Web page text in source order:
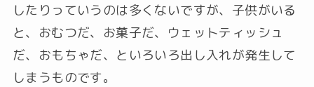
したりっていうのは多くないですが、子供がいる
と、おむつだ、お菓子だ、ウェットティッシュ
だ、おもちゃだ、といろいろ出し入れが発生して
しまうものです。